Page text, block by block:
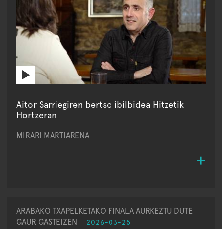
Aitor Sarriegiren bertso ibilbidea Hitzetik
Hortzeran
MIRARI MARTIARENA
ARABAKO TXAPELKETAKO FINALA AURKEZTU DUTE
GAUR GASTEIZEN
2026-03-25